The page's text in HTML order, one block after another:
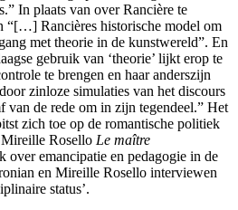
In plaats van over Rancière te
“[…] Rancières historische model om
met theorie in de kunstwereld”. En
gebruik van ‘theorie’ lijkt erop te
te brengen en haar anderszijn
zinloze simulaties van het discours
van de rede om in zijn tegendeel.” Het
zich toe op de romantische politiek
Rosello Le maître
over emancipatie en pedagogie in de
en Mireille Rosello interviewen
status’.